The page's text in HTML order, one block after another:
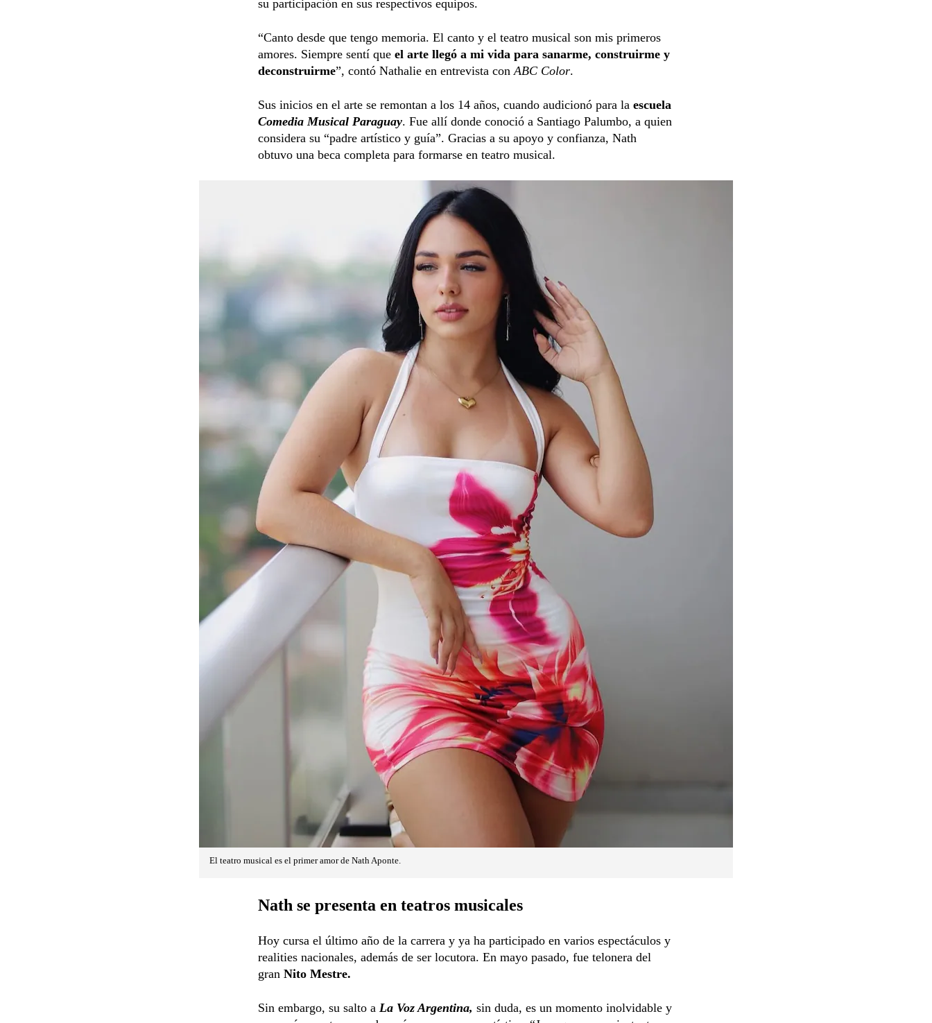
su participación en sus respectivos equipos.
“Canto desde que tengo memoria. El canto y el teatro musical son mis primeros
amores. Siempre sentí que el arte llegó a mi vida para sanarme, construirme y
deconstruirme”, contó Nathalie en entrevista con ABC Color.
Sus inicios en el arte se remontan a los 14 años, cuando audicionó para la escuela
Comedia Musical Paraguay. Fue allí donde conoció a Santiago Palumbo, a quien
considera su “padre artístico y guía”. Gracias a su apoyo y confianza, Nath
obtuvo una beca completa para formarse en teatro musical.
El teatro musical es el primer amor de Nath Aponte.
Nath se presenta en teatros musicales
Hoy cursa el último año de la carrera y ya ha participado en varios espectáculos y
realities nacionales, además de ser locutora. En mayo pasado, fue telonera del
gran Nito Mestre.
Sin embargo, su salto a La Voz Argentina, sin duda, es un momento inolvidable y